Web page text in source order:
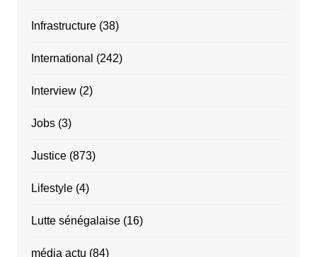
Infrastructure(38)
International (242)
Interview(2)
Jobs(3)
Justice(873)
Lifestyle(4)
Lutte sénégalaise(16)
média actu (84)